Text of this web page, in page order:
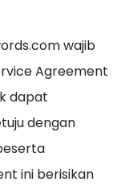
wajib
Agreement
dapat
dengan
ini berisikan